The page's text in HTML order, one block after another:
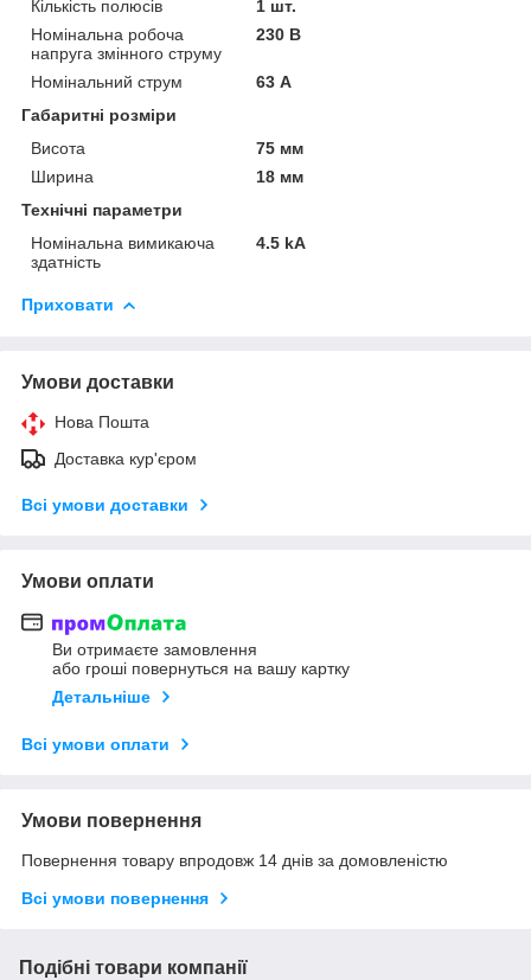
Кількість полюсів
1 шт.
Номінальна робоча
напруга змінного струму
230 В
Номінальний струм
63 А
Габаритні розміри
Висота
75 мм
Ширина
18 мм
Технічні параметри
Номінальна вимикаюча
здатність
4.5 kA
Приховати
Умови доставки
Нова Пошта
Доставка кур'єром
Всі умови доставки
Умови оплати
Ви отримаєте замовлення
або гроші повернуться на вашу картку
Детальніше
Всі умови оплати
Умови повернення
Повернення товару впродовж 14 днів за домовленістю
Всі умови повернення
Подібні товари компанії